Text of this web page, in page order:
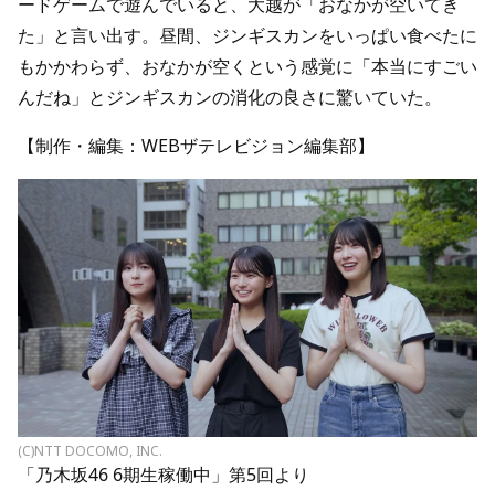
た」と言い出す。昼間、ジンギスカンをいっぱい食べたに
もかかわらず、おなかが空くという感覚に「本当にすごい
んだね」とジンギスカンの消化の良さに驚いていた。
【制作・編集：WEBザテレビジョン編集部】
(C)NTT DOCOMO, INC.
「乃木坂46 6期生稼働中」第5回より